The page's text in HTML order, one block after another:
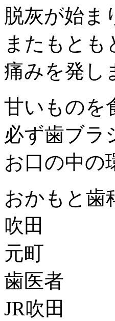
脱灰が始ま
またもとも
痛みを発し
甘いものを
必ず歯ブラ
お口の中の
おかもと歯
吹田
元町
歯医者
JR吹田